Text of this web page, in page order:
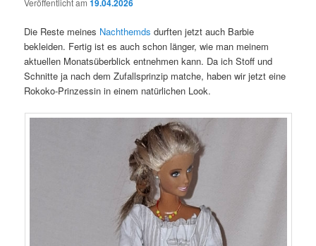
19.04.2026
Die Reste meines Nachthemds durften jetzt auch Barbie
bekleiden. Fertig ist es auch schon länger, wie man meinem
aktuellen Monatsüberblick entnehmen kann. Da ich Stoff und
Schnitte ja nach dem Zufallsprinzip matche, haben wir jetzt eine
Rokoko-Prinzessin in einem natürlichen Look.